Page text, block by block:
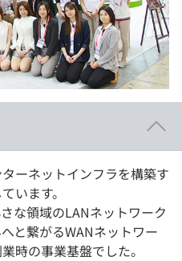
ーネットインフラを構築す
います。
な領域のLANネットワーク
と繋がるWANネットワー
時の事業基盤でした。